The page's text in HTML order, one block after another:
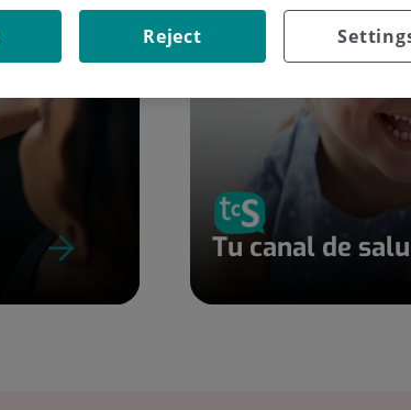
Tu canal de
Reject